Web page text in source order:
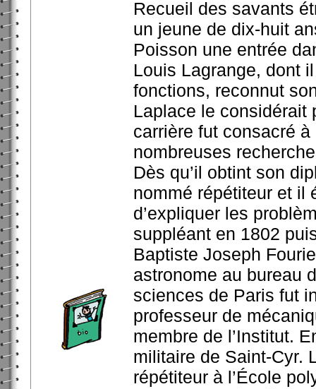
Recueil des savants
un jeune de dix-huit
Poisson une entrée
Louis Lagrange, dont
fonctions, reconnut
Laplace le considérait
carrière fut consacré
nombreuses
Dès qu’il obtint son
nommé répétiteur et il
d’expliquer les
suppléant en 1802
Baptiste Joseph
astronome au bureau
sciences de Paris fut
professeur de
membre de l’Institut.
militaire de Saint-Cyr.
répétiteur à l’École